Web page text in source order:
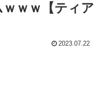
ｗｗ【ティア
2023.07.22